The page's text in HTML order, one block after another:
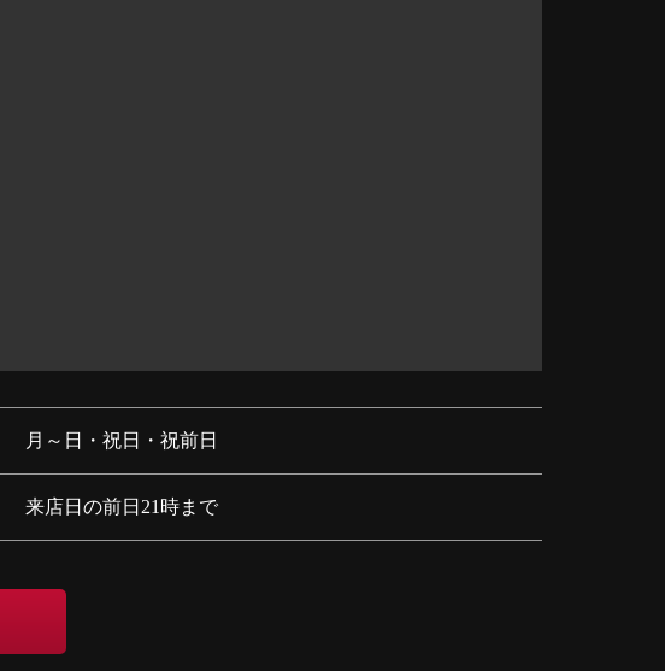
月～日・祝日・祝前日
来店日の前日21時まで